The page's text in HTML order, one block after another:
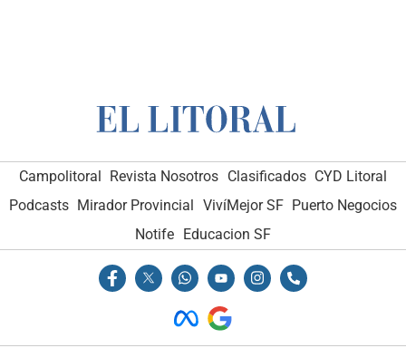
Campolitoral Revista Nosotros Clasificados CYD Litoral
Podcasts Mirador Provincial VivíMejor SF Puerto Negocios
Notife Educacion SF